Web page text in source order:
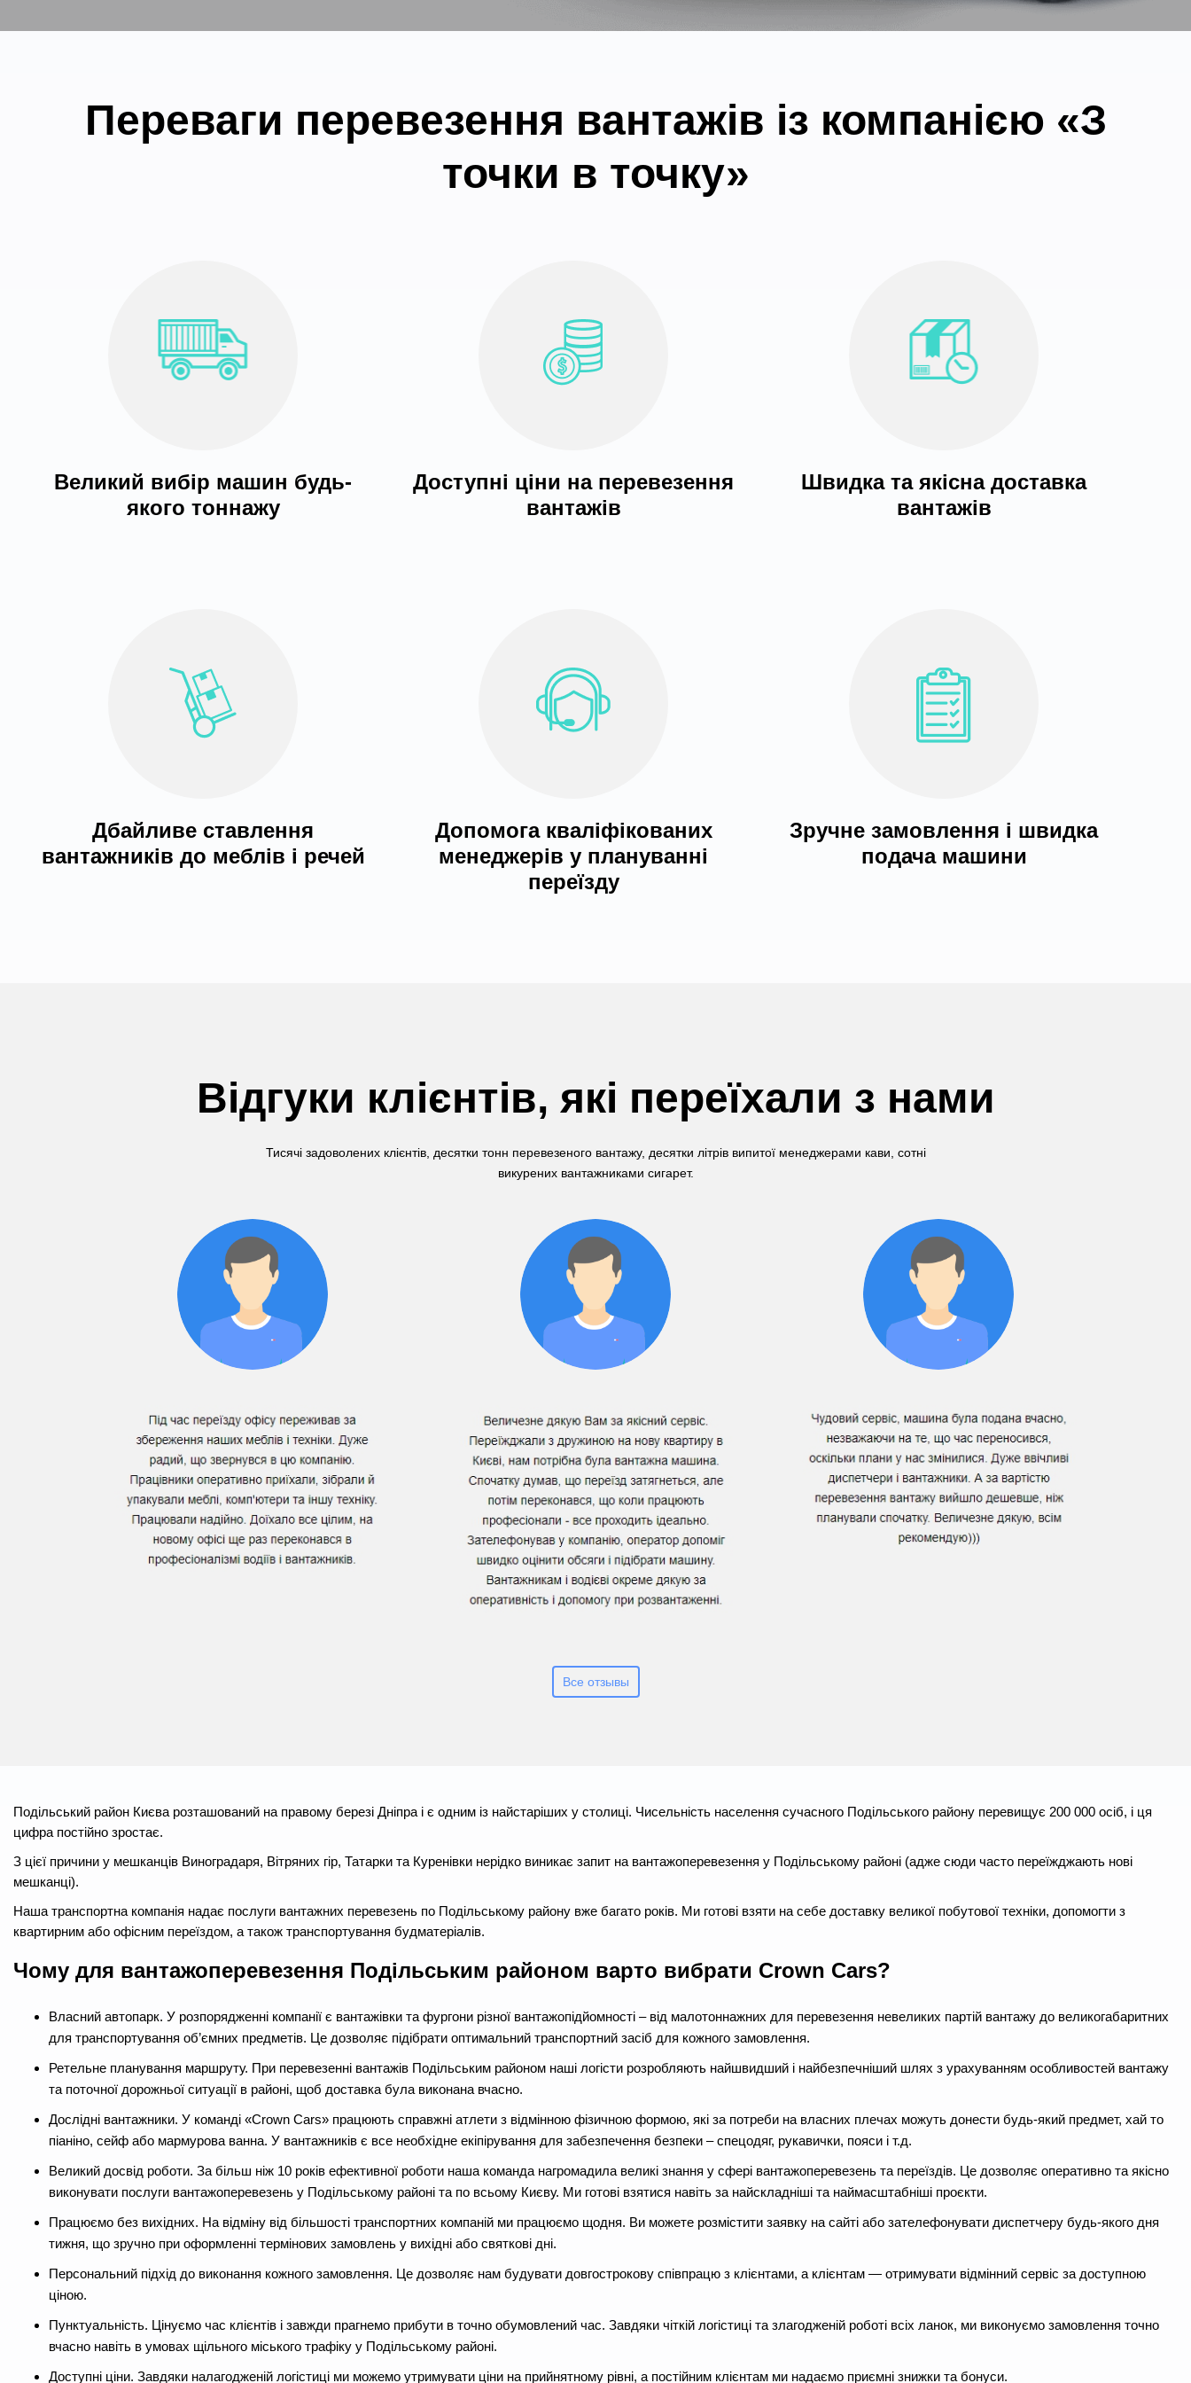
Переваги перевезення вантажів із компанією «З
точки в точку»
Великий вибір машин будь-
якого тоннажу
Доступні ціни на перевезення
вантажів
Швидка та якісна доставка
вантажів
Дбайливе ставлення
вантажників до меблів і речей
Допомога кваліфікованих
менеджерів у плануванні
переїзду
Зручне замовлення і швидка
подача машини
Відгуки клієнтів, які переїхали з нами
Тисячі задоволених клієнтів, десятки тонн перевезеного вантажу, десятки літрів випитої менеджерами кави, сотні
викурених вантажниками сигарет.
Все отзывы
Подільський район Києва розташований на правому березі Дніпра і є одним із найстаріших у столиці. Чисельність населення сучасного Подільського району перевищує 200 000 осіб, і ця
цифра постійно зростає.
З цієї причини у мешканців Виноградаря, Вітряних гір, Татарки та Куренівки нерідко виникає запит на вантажоперевезення у Подільському районі (адже сюди часто переїжджають нові
мешканці).
Наша транспортна компанія надає послуги вантажних перевезень по Подільському району вже багато років. Ми готові взяти на себе доставку великої побутової техніки, допомогти з
квартирним або офісним переїздом, а також транспортування будматеріалів.
Чому для вантажоперевезення Подільським районом варто вибрати Crown Cars?
Власний автопарк. У розпорядженні компанії є вантажівки та фургони різної вантажопідйомності – від малотоннажних для перевезення невеликих партій вантажу до великогабаритних
для транспортування об’ємних предметів. Це дозволяє підібрати оптимальний транспортний засіб для кожного замовлення.
Ретельне планування маршруту. При перевезенні вантажів Подільським районом наші логісти розробляють найшвидший і найбезпечніший шлях з урахуванням особливостей вантажу
та поточної дорожньої ситуації в районі, щоб доставка була виконана вчасно.
Дослідні вантажники. У команді «Crown Cars» працюють справжні атлети з відмінною фізичною формою, які за потреби на власних плечах можуть донести будь-який предмет, хай то
піаніно, сейф або мармурова ванна. У вантажників є все необхідне екіпірування для забезпечення безпеки – спецодяг, рукавички, пояси і т.д.
Великий досвід роботи. За більш ніж 10 років ефективної роботи наша команда нагромадила великі знання у сфері вантажоперевезень та переїздів. Це дозволяє оперативно та якісно
виконувати послуги вантажоперевезень у Подільському районі та по всьому Києву. Ми готові взятися навіть за найскладніші та наймасштабніші проєкти.
Працюємо без вихідних. На відміну від більшості транспортних компаній ми працюємо щодня. Ви можете розмістити заявку на сайті або зателефонувати диспетчеру будь-якого дня
тижня, що зручно при оформленні термінових замовлень у вихідні або святкові дні.
Персональний підхід до виконання кожного замовлення. Це дозволяє нам будувати довгострокову співпрацю з клієнтами, а клієнтам — отримувати відмінний сервіс за доступною
ціною.
Пунктуальність. Цінуємо час клієнтів і завжди прагнемо прибути в точно обумовлений час. Завдяки чіткій логістиці та злагодженій роботі всіх ланок, ми виконуємо замовлення точно
вчасно навіть в умовах щільного міського трафіку у Подільському районі.
Доступні ціни. Завдяки налагодженій логістиці ми можемо утримувати ціни на прийнятному рівні, а постійним клієнтам ми надаємо приємні знижки та бонуси.